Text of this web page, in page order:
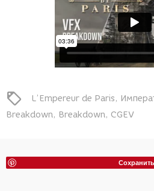
L’Empereur de Paris
Breakdown
Breakdown CGEV
Сохранить